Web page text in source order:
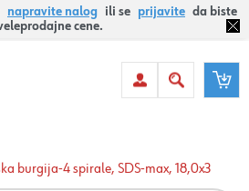
napravite nalog ili se prijavite da biste
cene.
burgija-4 spirale, SDS-max, 18,0x3